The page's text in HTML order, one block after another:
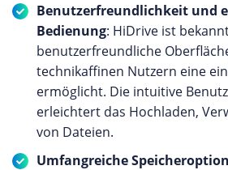
Benutzerfreundlichkeit und
Bedienung: HiDrive ist
benutzerfreundliche
technikaffinen Nutzern eine
ermöglicht. Die intuitive
erleichtert das Hochladen,
von Dateien.
Umfangreiche